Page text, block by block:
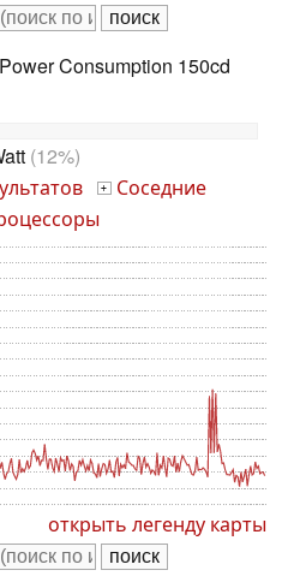
Consumption 150cd
(12%)
+ Соседние
открыть легенду карты